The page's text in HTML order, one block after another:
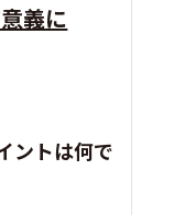
義に
ントは何で